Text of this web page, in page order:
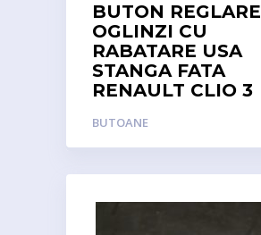
BUTON REGLARE
OGLINZI CU
RABATARE USA
STANGA FATA
RENAULT CLIO 3
BUTOANE